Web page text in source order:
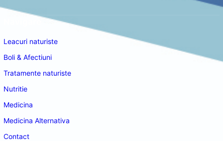
Leacuri naturiste
Boli & Afectiuni
Tratamente naturiste
Nutritie
Medicina
Medicina Alternativa
Contact